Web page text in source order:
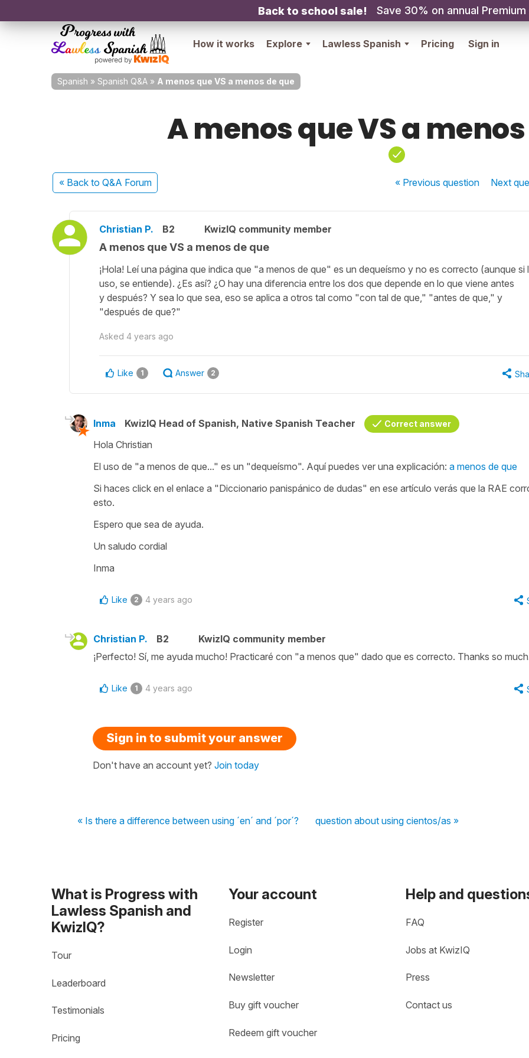
Back to school sale! Save 30% on annual Premium
How it works Explore Lawless Spanish Pricing Sign in
Spanish » Spanish Q&A » A menos que VS a menos de que
A menos que VS a
« Back to Q&A Forum « Previousquestion Next
Christian P. B2 KwizIQ community member
A menos que VS a menos de que
¡Hola! Leí una página que indica que "a menos de que" es un dequeísmo y no es correcto (aunque si
uso, se entiende). ¿Es así? ¿O hay una diferencia entre los dos que depende en lo que viene antes
y después? Y sea lo que sea, eso se aplica a otros tal como "con tal de que," "antes de que," y
"después de que?"
Asked 4 years ago
Like 1 Answer 2
Inma KwizIQ Head of Spanish, Native Spanish Teacher Correct answer
Hola Christian
El uso de "a menos de que..." es un "dequeísmo". Aquí puedes ver una explicación: a menos de que
Si haces click en el enlace a "Diccionario panispánico de dudas" en ese artículo verás que la RAE
esto.
Espero que sea de ayuda.
Un saludo cordial
Inma
Like 2 4 years ago
Christian P. B2
KwizIQ community member
¡Perfecto! Sí, me ayuda mucho! Practicaré con "a menos que" dado que es correcto. Thanks so
Like 1 4 years ago
Sign in to submit your answer
Don't have an account yet? Join today
« Is there a difference between using ´en´ and ´por´? question about using cientos/as »
What is Progress with
Lawless Spanish and
KwizIQ?
Tour
Leaderboard
Testimonials
Pricing
Your account
Register
Login
Newsletter
Buy gift voucher
Redeem gift voucher
Help and
FAQ
Jobs at KwizIQ
Press
Contact us